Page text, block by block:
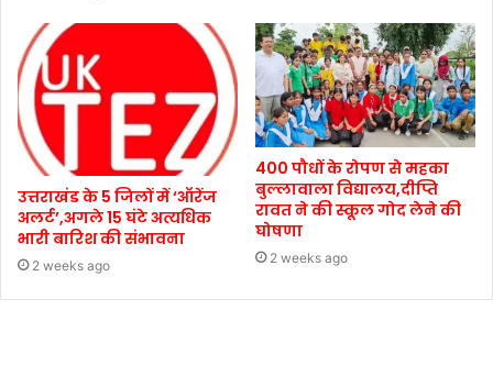
उत्तराखंड के 5 जिलों में ‘ऑरेंज
अलर्ट’,अगले 15 घंटे अत्यधिक
भारी बारिश की संभावना
2 weeks ago
400 पौधों के रोपण से महका
बुल्लावाला विद्यालय,दीप्ति
रावत ने की स्कूल गोद लेने की
घोषणा
2 weeks ago